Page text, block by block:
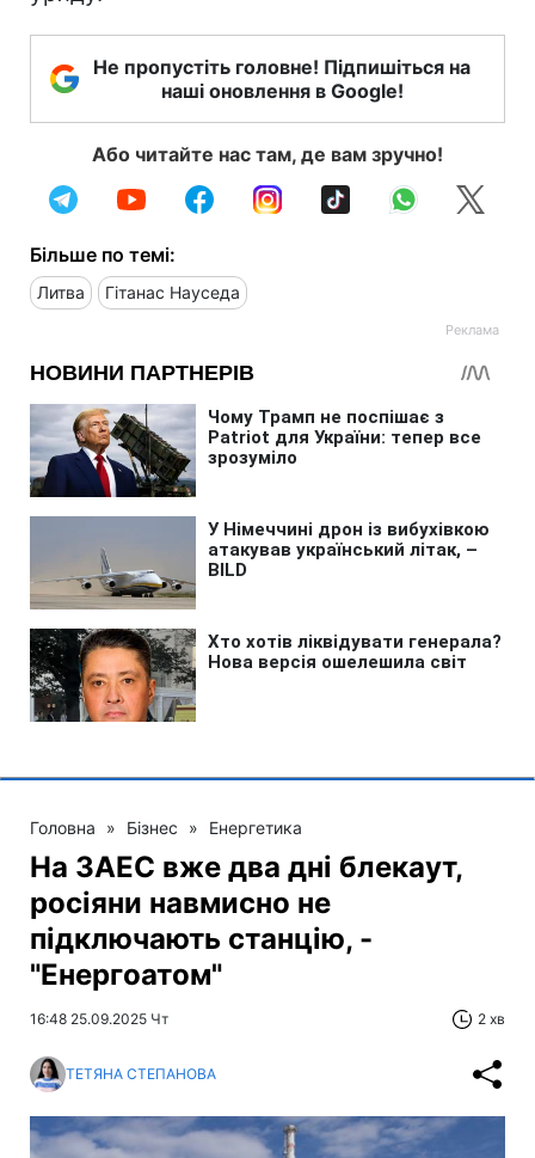
Не пропустіть головне! Підпишіться на
наші оновлення в Google!
Або читайте нас там, де вам зручно!
Більше по темі:
Литва Гітанас Науседа
Головна » Бізнес » Енергетика
На ЗАЕС вже два дні блекаут,
росіяни навмисно не
підключають станцію, -
"Енергоатом"
16:48 25.09.2025 Чт 2 хв
ТЕТЯНА СТЕПАНОВА